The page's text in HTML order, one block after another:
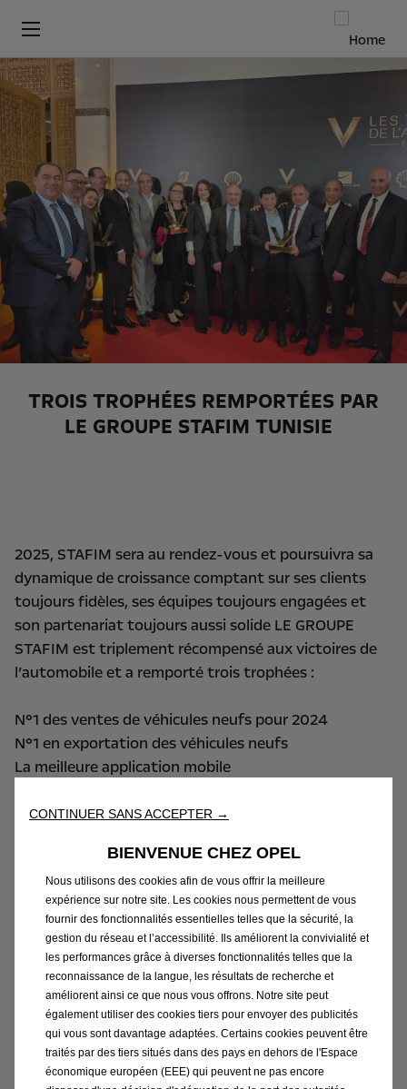
TROIS TROPHÉES REMPORTÉES PAR
LE GROUPE STAFIM TUNISIE
2025, STAFIM sera au rendez-vous et poursuivra sa
dynamique de croissance comptant sur ses clients
toujours fidèles, ses équipes toujours engagées et
son partenariat toujours aussi solide LE GROUPE
STAFIM est triplement récompensé aux victoires de
l’automobile et a remporté trois trophées :
N°1 des ventes de véhicules neufs pour 2024
N°1 en exportation des véhicules neufs
La meilleure application mobile
Merci à tous nos clients pour leur confiance et leur
Une équipe engagée vers l’excellence !
CONTINUER SANS ACCEPTER →
BIENVENUE CHEZ OPEL
Nous utilisons des cookies afin de vous offrir la meilleure
expérience sur notre site. Les cookies nous permettent de vous
fournir des fonctionnalités essentielles telles que la sécurité, la
gestion du réseau et l’accessibilité. Ils améliorent la convivialité et
les performances grâce à diverses fonctionnalités telles que la
reconnaissance de la langue, les résultats de recherche et
améliorent ainsi ce que nous vous offrons. Notre site peut
également utiliser des cookies tiers pour envoyer des publicités
qui vous sont davantage adaptées. Certains cookies peuvent être
traités par des tiers situés dans des pays en dehors de l'Espace
économique européen (EEE) qui peuvent ne pas encore